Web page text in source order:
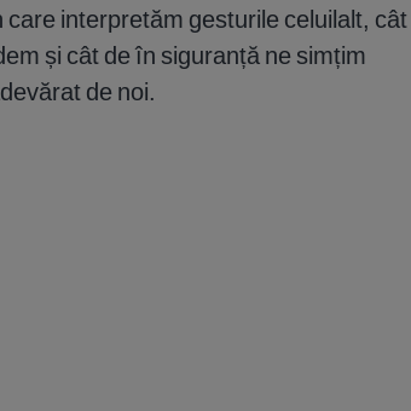
interpretăm gesturile celuilalt, cât
și cât de în siguranță ne simțim
de noi.